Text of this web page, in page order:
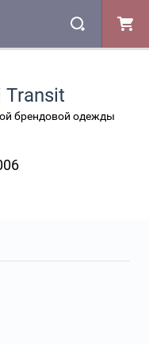
Transit
брендовой одежды